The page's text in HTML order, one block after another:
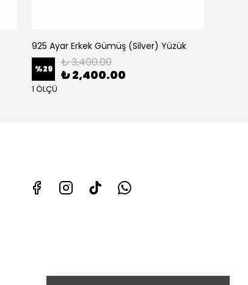
925 Ayar Erkek Gümüş (Silver) Yüzük
%29 ₺ 3,400.00
₺ 2,400.00
1 ÖLÇÜ